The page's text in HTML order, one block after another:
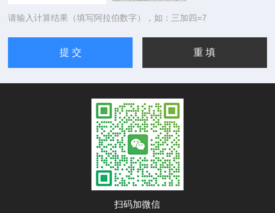
请输入计算结果（填写阿拉伯数字），如：三加四=7
扫码加微信